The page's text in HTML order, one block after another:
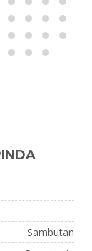
Sambutan